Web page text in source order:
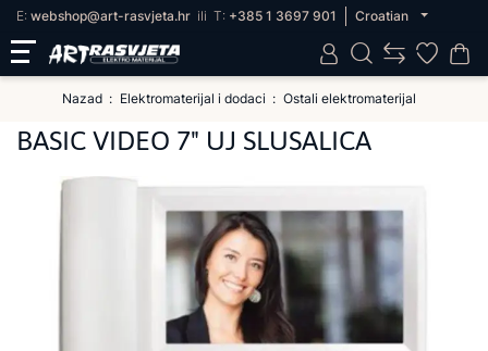
E: webshop@art-rasvjeta.hr ili T: +385 1 3697 901 Croatian
Nazad Elektromaterijal i dodaci Ostali elektromaterijal
BASIC VIDEO 7" UJ SLUSALICA